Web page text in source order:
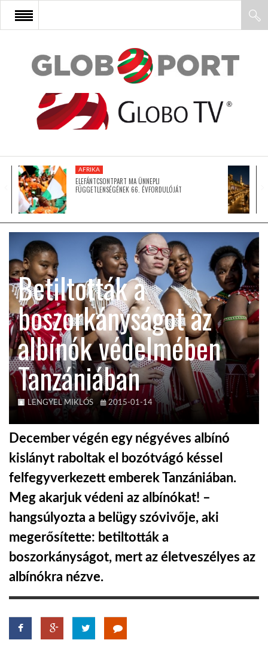
FŐOLDAL
AFRIKA
ÁZSIA
LATIN-AMERIKA
KÖZEL-KELET
AUSZTRÁLIA
A VILÁG ITTHON
GLOBOTV BP
HÍR3D
TROPICALMAGAZIN
GLOBOTV
AFRIKA TUDÁSTÁR
AFRIKA
ELEFÁNTCSONTPART MA ÜNNEPLI
FÜGGETLENSÉGÉNEK 66. ÉVFORDULÓJÁT
Betiltották a
boszorkányságot az
albínók védelmében
Tanzániában
LENGYEL MIKLÓS 2015-01-14
December végén egy négyéves albínó
kislányt raboltak el bozótvágó késsel
felfegyverkezett emberek Tanzániában.
Meg akarjuk védeni az albínókat! –
hangsúlyozta a belügy szóvivője, aki
megerősítette: betiltották a
boszorkányságot, mert az életveszélyes az
albínókra nézve.